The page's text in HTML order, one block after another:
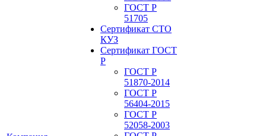
ГОСТ Р
51705
Сертификат СТО
КУЗ
Сертификат ГОСТ
Р
ГОСТ Р
51870-2014
ГОСТ Р
56404-2015
ГОСТ Р
52058-2003